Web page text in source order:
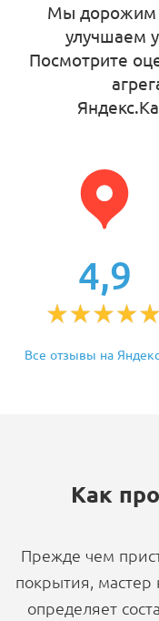
Мы дорожим
улучшаем
Посмотрите
4,9
Все отзывы на
Как
Прежде чем
покрытия, мастер
определяет